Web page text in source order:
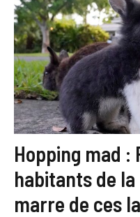
Hopping mad :
habitants de
marre de ces